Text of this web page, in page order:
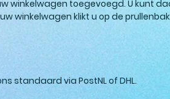
winkelwagen toegevoegd. U kunt
winkelwagen klikt u op de prullenbak
standaard via PostNL of DHL.